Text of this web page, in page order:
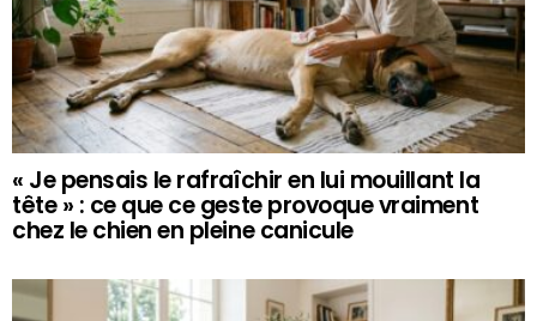
« Je pensais le rafraîchir en lui mouillant la
tête » : ce que ce geste provoque vraiment
chez le chien en pleine canicule